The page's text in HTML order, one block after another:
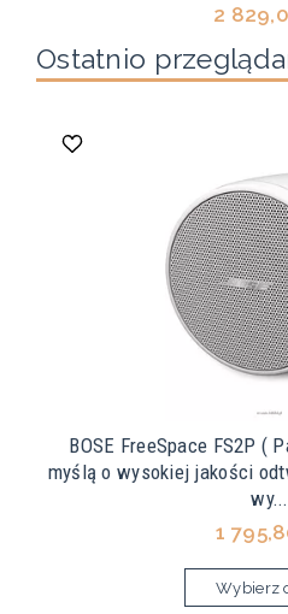
2
Ostatnio
BOSE FreeSpace FS2P (
myślą o wysokiej jakości
wy...
1
Wybierz